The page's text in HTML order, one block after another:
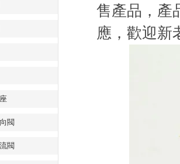
閥
閥
售產品，產
應，歡迎新